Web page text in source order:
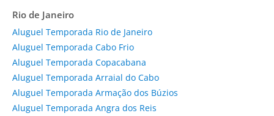
Rio de Janeiro
Aluguel Temporada Rio de Janeiro
Aluguel Temporada Cabo Frio
Aluguel Temporada Copacabana
Aluguel Temporada Arraial do Cabo
Aluguel Temporada Armação dos Búzios
Aluguel Temporada Angra dos Reis